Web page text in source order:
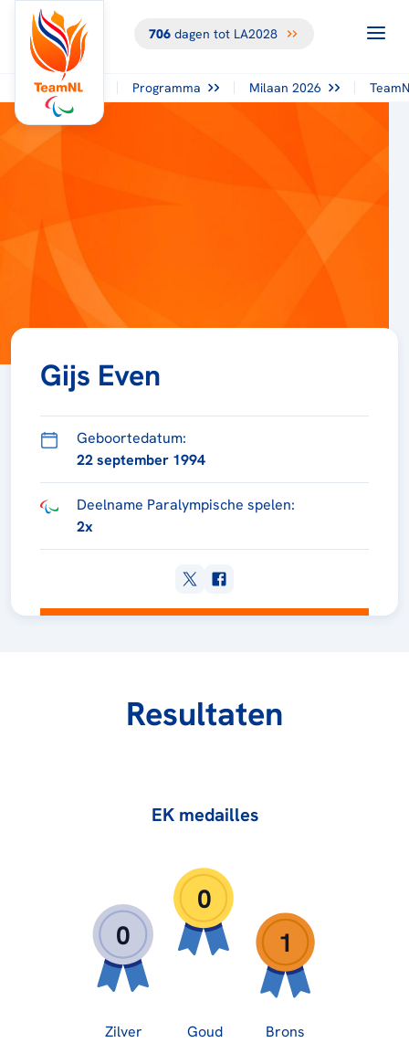
706dagen tot LA2028
Programma Milaan 2026
Gijs Even
Geboortedatum:
22 september 1994
Deelname Paralympische spelen:
2x
Resultaten
EK medailles
0
0
1
Zilver Goud Brons